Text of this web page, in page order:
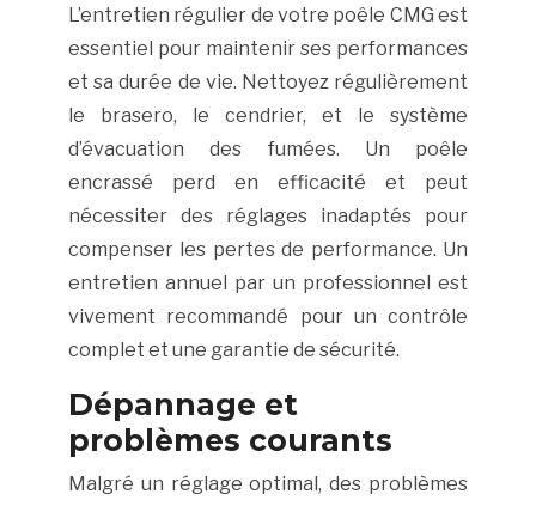
L’entretien régulier de votre poêle CMG est
essentiel pour maintenir ses performances
et sa durée de vie. Nettoyez régulièrement
le brasero, le cendrier, et le système
d’évacuation des fumées. Un poêle
encrassé perd en efficacité et peut
nécessiter des réglages inadaptés pour
compenser les pertes de performance. Un
entretien annuel par un professionnel est
vivement recommandé pour un contrôle
complet et une garantie de sécurité.
Dépannage et
problèmes courants
Malgré un réglage optimal, des problèmes